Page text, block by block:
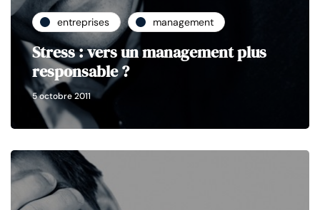
entreprises management
Stress : vers un management plus
responsable ?
5 octobre 2011